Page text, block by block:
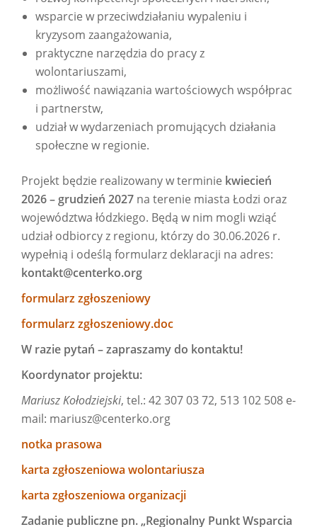
wsparcie w przeciwdziałaniu wypaleniu i
kryzysom zaangażowania,
praktyczne narzędzia do pracy z
wolontariuszami,
możliwość nawiązania wartościowych współprac
i partnerstw,
udział w wydarzeniach promujących działania
społeczne w regionie.
Projekt będzie realizowany w terminie kwiecień
2026 – grudzień 2027 na terenie miasta Łodzi oraz
województwa łódzkiego. Będą w nim mogli wziąć
udział odbiorcy z regionu, którzy do 30.06.2026 r.
wypełnią i odeślą formularz deklaracji na adres:
kontakt@centerko.org
formularz zgłoszeniowy
formularz zgłoszeniowy.doc
W razie pytań – zapraszamy do kontaktu!
Koordynator projektu:
Mariusz Kołodziejski, tel.: 42 307 03 72, 513 102 508 e-
mail: mariusz@centerko.org
notka prasowa
karta zgłoszeniowa wolontariusza
karta zgłoszeniowa organizacji
Zadanie publiczne pn. „Regionalny Punkt Wsparcia